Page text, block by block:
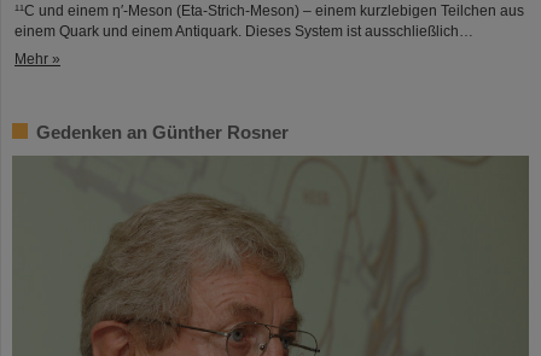
¹¹C und einem η′‑Meson (Eta-Strich-Meson) – einem kurzlebigen Teilchen aus
einem Quark und einem Antiquark. Dieses System ist ausschließlich…
Mehr »
Gedenken an Günther Rosner